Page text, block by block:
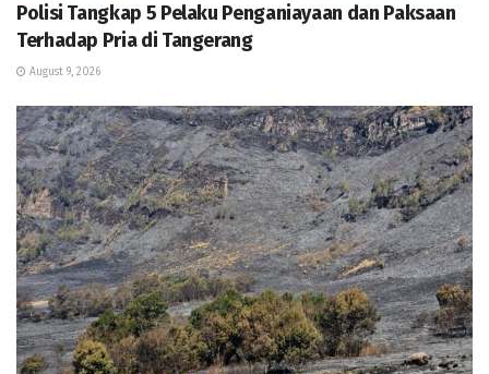
Polisi Tangkap 5 Pelaku Penganiayaan dan Paksaan
Terhadap Pria di Tangerang
August 9, 2026